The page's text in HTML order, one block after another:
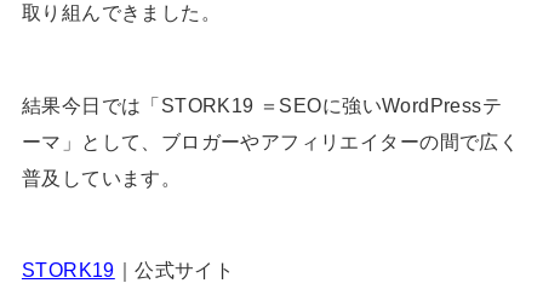
取り組んできました。
結果今日では「STORK19 ＝SEOに強いWordPressテ
ーマ」として、ブロガーやアフィリエイターの間で広く
普及しています。
STORK19 ｜公式サイト